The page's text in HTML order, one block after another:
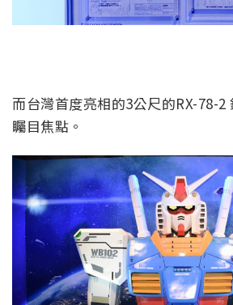
而台灣首度亮相的3公尺的RX-78-2
矚目焦點。